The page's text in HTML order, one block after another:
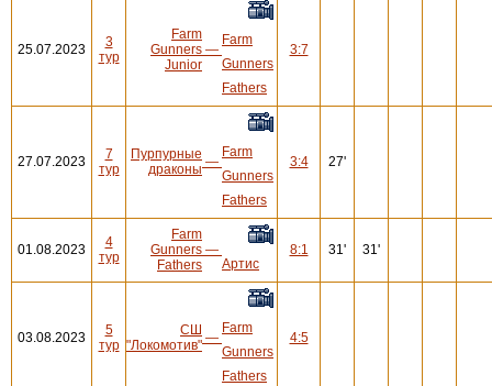
25.07.2023
3
тур
Farm
Gunners
Junior
—
Farm
Gunners
Fathers
3:7
27.07.2023
7
тур
Пурпурные
драконы —
Farm
Gunners
Fathers
3:4 27'
01.08.2023
4
тур
Farm
Gunners
Fathers
—
Артис
8:1 31' 31'
03.08.2023
5
тур
СШ
"Локомотив" —
Farm
Gunners
Fathers
4:5